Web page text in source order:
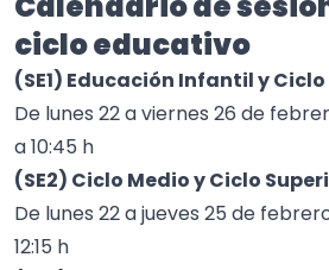
ciclo educativo
(SE1) Educación Infantil y
De lunes 22 a viernes 26 de
a 10:45 h
(SE2) Ciclo Medio y Ciclo
De lunes 22 a jueves 25 de febrero
12:15 h